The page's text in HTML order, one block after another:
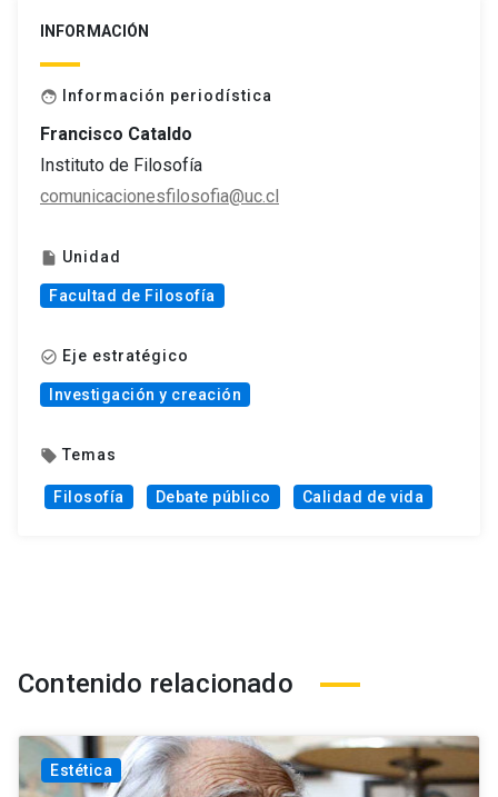
INFORMACIÓN
face Información periodística
Francisco Cataldo
Instituto de Filosofía
comunicacionesfilosofia@uc.cl
insert_drive_file Unidad
Facultad de Filosofía
check_circle_outline Eje estratégico
Investigación y creación
local_offer Temas
Filosofía Debate público Calidad de vida
Contenido relacionado
Estética